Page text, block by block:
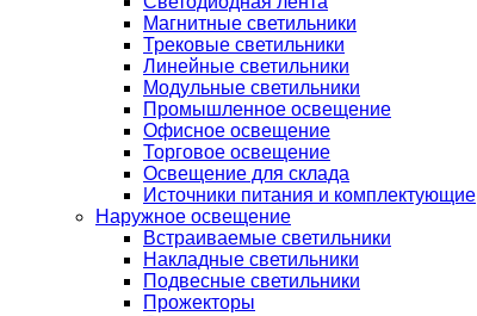
Магнитные светильники
Трековые светильники
Линейные светильники
Модульные светильники
Промышленное освещение
Офисное освещение
Торговое освещение
Освещение для склада
Источники питания и комплектующие
Наружное освещение
Встраиваемые светильники
Накладные светильники
Подвесные светильники
Прожекторы